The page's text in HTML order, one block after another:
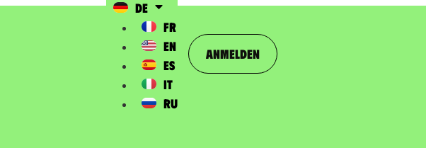
DE
FR
EN
ES
IT
RU
Anmelden